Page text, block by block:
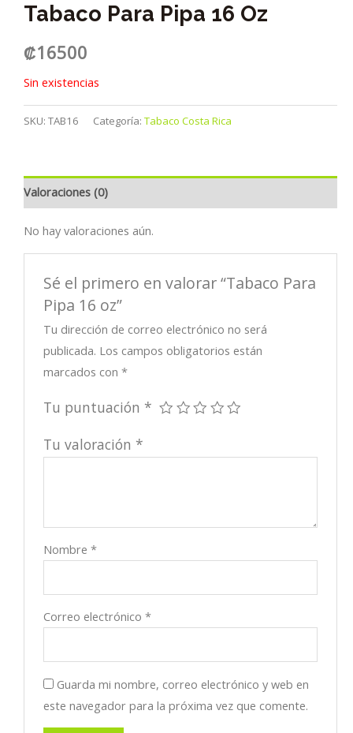
Tabaco Para Pipa 16 Oz
₡16500
Sin existencias
SKU: TAB16 Categoría: Tabaco Costa Rica
Valoraciones (0)
No hay valoraciones aún.
Sé el primero en valorar “Tabaco Para
Pipa 16 oz”
Tu dirección de correo electrónico no será
publicada. Los campos obligatorios están
marcados con*
Tu puntuación *
Tu valoración *
Nombre*
Correo electrónico*
Guarda mi nombre, correo electrónico y web en
este navegador para la próxima vez que comente.